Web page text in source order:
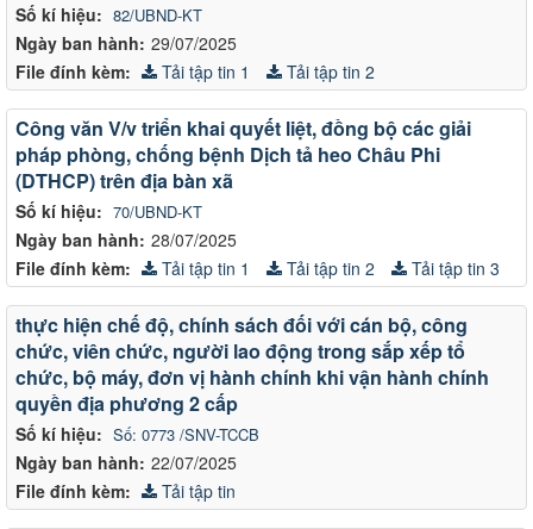
Số kí hiệu: 82/UBND-KT
Ngày ban hành: 29/07/2025
File đính kèm: Tải tập tin 1 Tải tập tin 2
Số kí hiệu: 70/UBND-KT
Ngày ban hành: 28/07/2025
Công văn V/v triển khai quyết liệt, đồng bộ các giải
pháp phòng, chống bệnh Dịch tả heo Châu Phi
(DTHCP) trên địa bàn xã
File đính kèm: Tải tập tin 1 Tải tập tin 2 Tải tập tin 3
Số kí hiệu: Số: 0773 /SNV-TCCB
Ngày ban hành: 22/07/2025
thực hiện chế độ, chính sách đối với cán bộ, công
chức, viên chức, người lao động trong sắp xếp tổ
chức, bộ máy, đơn vị hành chính khi vận hành chính
quyền địa phương 2 cấp
File đính kèm: Tải tập tin